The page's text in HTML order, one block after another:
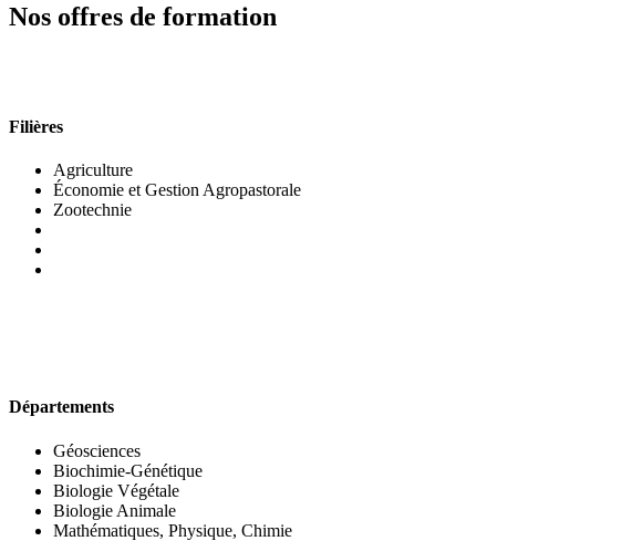
Nos offres de formation
Filières
Agriculture
Économie et Gestion Agropastorale
Zootechnie
Départements
Géosciences
Biochimie-Génétique
Biologie Végétale
Biologie Animale
Mathématiques, Physique, Chimie